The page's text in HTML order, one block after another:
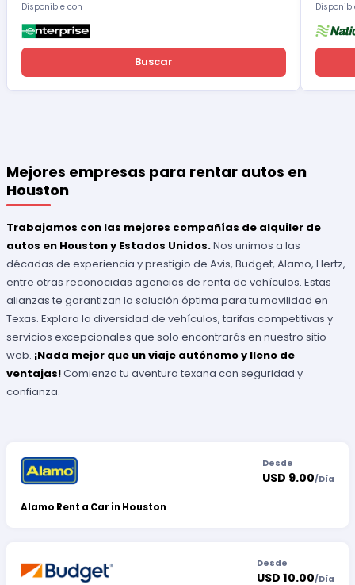
Disponible con
Buscar
Mejores empresas para rentar autos en
Houston
Trabajamos con las mejores compañías de alquiler de
autos en Houston y Estados Unidos.Nos unimos a las
décadas de experiencia y prestigio de Avis, Budget, Alamo, Hertz,
entre otras reconocidas agencias de renta de vehículos. Estas
alianzas te garantizan la solución óptima para tu movilidad en
Texas. Explora la diversidad de vehículos, tarifas competitivas y
servicios excepcionales que solo encontrarás en nuestro sitio
web. ¡Nada mejor que un viaje autónomo y lleno de
ventajas!Comienza tu aventura texana con seguridad y
confianza.
Alamo Rent a Car in Houston
Desde
USD 9.00/Día
Desde
USD 10.00/Día